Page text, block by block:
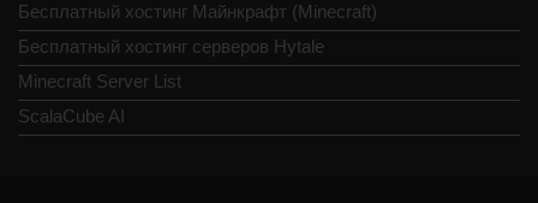
Бесплатный хостинг Майнкрафт (Minecraft)
Бесплатный хостинг серверов Hytale
Minecraft Server List
ScalaCube AI